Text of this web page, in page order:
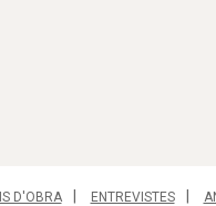
D'OBRA ENTREVISTES